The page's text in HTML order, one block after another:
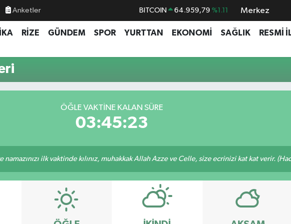
Anketler BITCOIN 64.959,79 %1.11
DOLAR 47,7436 %0.18
GRAM ALTIN 6660.55 %0.03
Merkez
RİZE GÜNDEM SPOR YURTTAN EKONOMİ SAĞLIK
RESMİ
ÖĞLE VAKTINE KALAN SÜRE
03:45:23
ilk vaktinde kılınız, muhakkak Allah Azze ve Celle, size ecrinizi kat kat verir.